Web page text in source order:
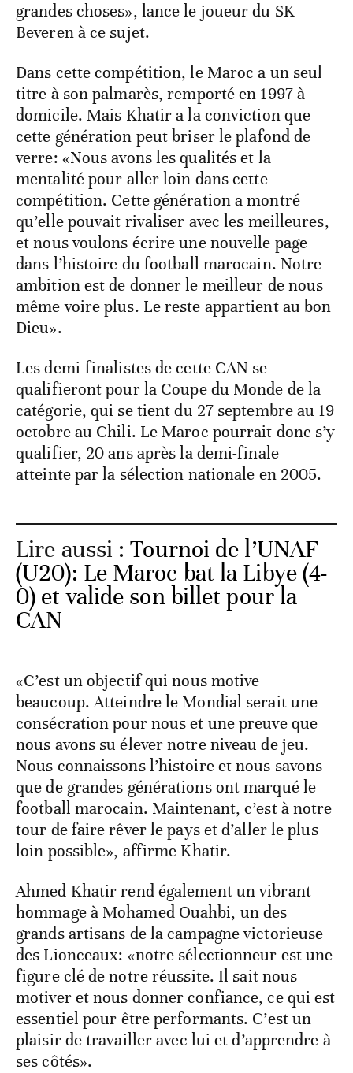
grandes choses», lance le joueur du SK
Beveren à ce sujet.
Dans cette compétition, le Maroc a un seul
titre à son palmarès, remporté en 1997 à
domicile. Mais Khatir a la conviction que
cette génération peut briser le plafond de
verre: «Nous avons les qualités et la
mentalité pour aller loin dans cette
compétition. Cette génération a montré
qu’elle pouvait rivaliser avec les meilleures,
et nous voulons écrire une nouvelle page
dans l’histoire du football marocain. Notre
ambition est de donner le meilleur de nous
même voire plus. Le reste appartient au bon
Dieu».
Les demi-finalistes de cette CAN se
qualifieront pour la Coupe du Monde de la
catégorie, qui se tient du 27 septembre au 19
octobre au Chili. Le Maroc pourrait donc s’y
qualifier, 20 ans après la demi-finale
atteinte par la sélection nationale en 2005.
Lire aussi :Tournoi de l’UNAF
(U20): Le Maroc bat la Libye (4-
0) et valide son billet pour la
CAN
«C’est un objectif qui nous motive
beaucoup. Atteindre le Mondial serait une
consécration pour nous et une preuve que
nous avons su élever notre niveau de jeu.
Nous connaissons l’histoire et nous savons
que de grandes générations ont marqué le
football marocain. Maintenant, c’est à notre
tour de faire rêver le pays et d’aller le plus
loin possible», affirme Khatir.
Ahmed Khatir rend également un vibrant
hommage à Mohamed Ouahbi, un des
grands artisans de la campagne victorieuse
des Lionceaux: «notre sélectionneur est une
figure clé de notre réussite. Il sait nous
motiver et nous donner confiance, ce qui est
essentiel pour être performants. C’est un
plaisir de travailler avec lui et d’apprendre à
ses côtés».